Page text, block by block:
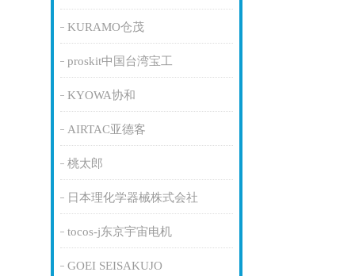
KURAMO仓茂
proskit中国台湾宝工
KYOWA协和
AIRTAC亚德客
桃太郎
日本理化学器械株式会社
tocos-j东京宇宙电机
GOEI SEISAKUJO